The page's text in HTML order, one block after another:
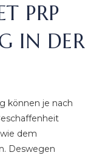
PRP
IN DER
können je nach
dem
Deswegen